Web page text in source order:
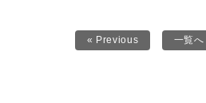
« Previous 一覧へ